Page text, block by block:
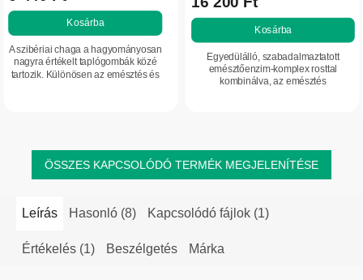
Kosárba
A szibériai chaga a hagyományosan
nagyra értékelt taplógombák közé
tartozik. Különösen az emésztés és
Kosárba
Egyedülálló, szabadalmaztatott
emésztőenzim-komplex rosttal
kombinálva, az emésztés
ÖSSZES KAPCSOLÓDÓ TERMÉK MEGJELENÍTÉSE
Leírás Hasonló (8) Kapcsolódó fájlok (1)
Értékelés (1) Beszélgetés Márka